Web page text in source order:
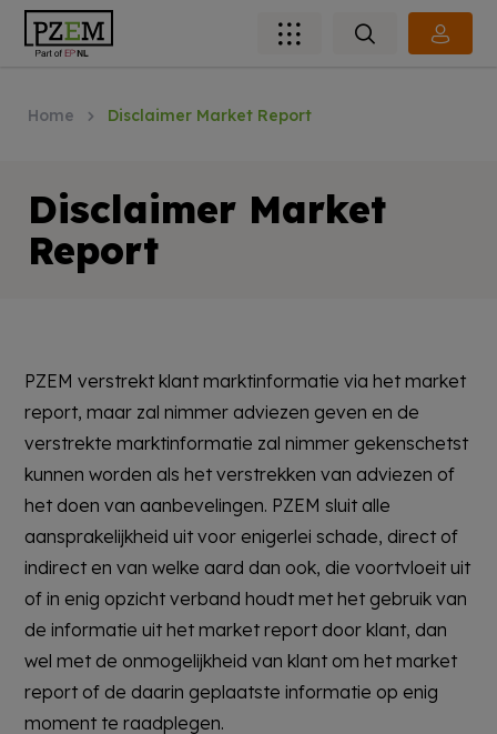
Home Disclaimer Market Report
Disclaimer Market
Report
PZEM verstrekt klant marktinformatie via het market
report, maar zal nimmer adviezen geven en de
verstrekte marktinformatie zal nimmer gekenschetst
kunnen worden als het verstrekken van adviezen of
het doen van aanbevelingen. PZEM sluit alle
aansprakelijkheid uit voor enigerlei schade, direct of
indirect en van welke aard dan ook, die voortvloeit uit
of in enig opzicht verband houdt met het gebruik van
de informatie uit het market report door klant, dan
wel met de onmogelijkheid van klant om het market
report of de daarin geplaatste informatie op enig
moment te raadplegen.